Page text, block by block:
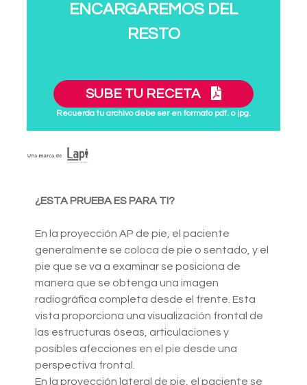
ENCARGAREMOS DEL
RESTO
SUBE TU RECETA
Recuerda tu archivo debe ser en formato pdf. o jpg.
¿ESTA PRUEBA ES PARA TI?
En la proyección AP de pie, el paciente
generalmente se coloca de pie o sentado, y el
pie que se va a examinar se posiciona de
manera que se obtenga una imagen
radiográfica completa desde el frente. Esta
vista proporciona una visualización frontal de
las estructuras óseas, articulaciones y
posibles afecciones en el pie desde una
perspectiva frontal.
En la proyección lateral de pie, el paciente se